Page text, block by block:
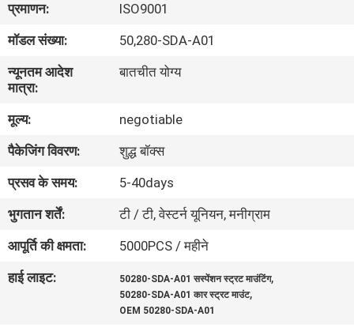
बारे
में
कारखाने
का
दौरा
गुणवत्ता
नियंत्रण
हमसे
प्रमाणन:
ISO9001
मॉडल संख्या:
50,280-SDA-A01
न्यूनतम आदेश
मात्रा:
बातचीत योग्य
मूल्य:
negotiable
पैकेजिंग विवरण:
शुद्ध बॉक्स
प्रसव के समय:
5-40days
भुगतान शर्तें:
टी / टी, वेस्टर्न यूनियन, मनीग्राम
आपूर्ति की क्षमता:
5000PCS / महीने
हाई लाइट:
50280-SDA-A01 सस्पेंशन स्ट्रट माउंटिंग,
50280-SDA-A01 कार स्ट्रट माउंट,
OEM 50280-SDA-A01